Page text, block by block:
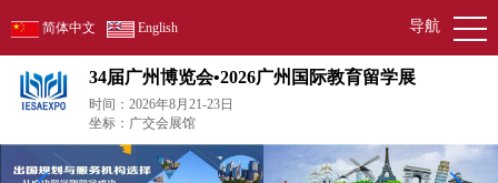
简体中文 English 导航
34届广州博览会•2026广州国际教育留学展
时间：2026年8月21-23日
坐标：广交会展馆